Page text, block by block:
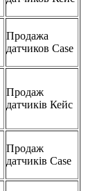
Продажа
датчиков Case
Продаж
датчиків Кейс
Продаж
датчиків Case